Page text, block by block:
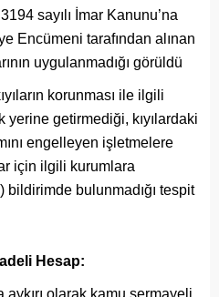
sayılı İmar Kanunu’na
Encümeni tarafından alınan
uygulanmadığı görüldü
korunması ile ilgili
getirmediği, kıyılardaki
engelleyen işletmelere
için ilgili kurumlara
bildirimde bulunmadığı tespit
Hesap:
aykırı olarak kamu sermayeli